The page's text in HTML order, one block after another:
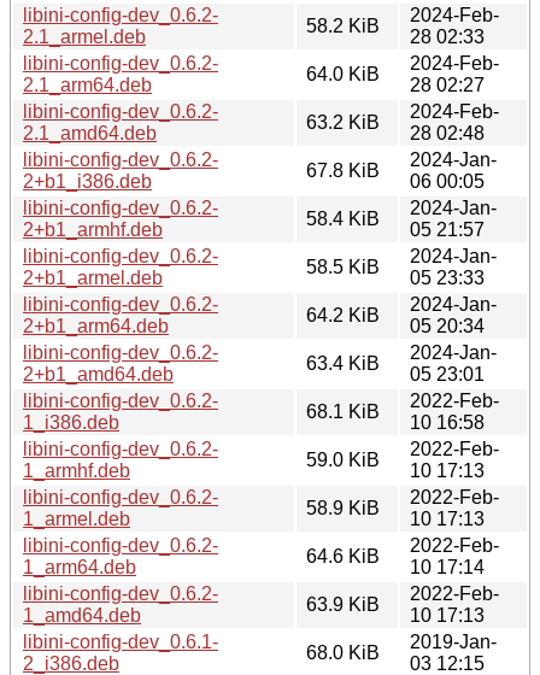
libini-config-dev_0.6.2-
2.1_armel.deb
58.2 KiB
2024-Feb-
28 02:33
libini-config-dev_0.6.2-
2.1_arm64.deb
64.0 KiB
2024-Feb-
28 02:27
libini-config-dev_0.6.2-
2.1_amd64.deb
63.2 KiB
2024-Feb-
28 02:48
libini-config-dev_0.6.2-
2+b1_i386.deb
67.8 KiB
2024-Jan-
06 00:05
libini-config-dev_0.6.2-
2+b1_armhf.deb
58.4 KiB
2024-Jan-
05 21:57
libini-config-dev_0.6.2-
2+b1_armel.deb
58.5 KiB
2024-Jan-
05 23:33
libini-config-dev_0.6.2-
2+b1_arm64.deb
64.2 KiB
2024-Jan-
05 20:34
libini-config-dev_0.6.2-
2+b1_amd64.deb
63.4 KiB
2024-Jan-
05 23:01
libini-config-dev_0.6.2-
1_i386.deb
68.1 KiB
2022-Feb-
10 16:58
libini-config-dev_0.6.2-
1_armhf.deb
59.0 KiB
2022-Feb-
10 17:13
libini-config-dev_0.6.2-
1_armel.deb
58.9 KiB
2022-Feb-
10 17:13
libini-config-dev_0.6.2-
1_arm64.deb
64.6 KiB
2022-Feb-
10 17:14
libini-config-dev_0.6.2-
1_amd64.deb
63.9 KiB
2022-Feb-
10 17:13
libini-config-dev_0.6.1-
2_i386.deb
68.0 KiB
2019-Jan-
03 12:15